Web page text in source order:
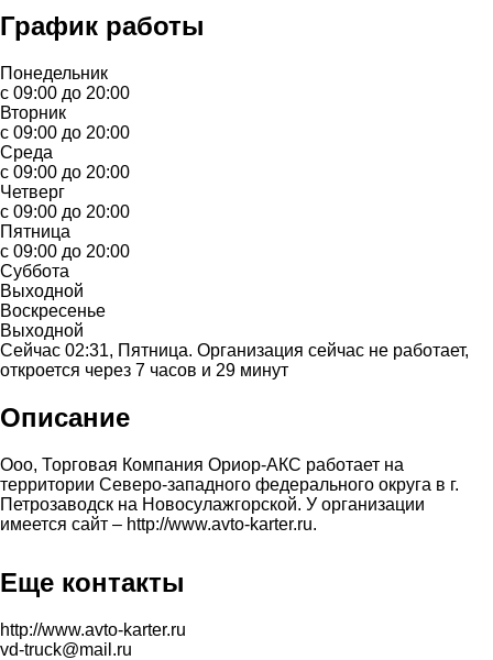
График работы
Понедельник
с 09:00 до 20:00
Вторник
с 09:00 до 20:00
Среда
с 09:00 до 20:00
Четверг
с 09:00 до 20:00
Пятница
с 09:00 до 20:00
Суббота
Выходной
Воскресенье
Выходной
Сейчас 02:31, Пятница. Организация сейчас не работает,
откроется через 7 часов и 29 минут
Описание
Ооо, Торговая Компания Ориор-АКС работает на
территории Северо-западного федерального округа в г.
Петрозаводск на Новосулажгорской. У организации
имеется сайт – http://www.avto-karter.ru.
Еще контакты
http://www.avto-karter.ru
vd-truck@mail.ru